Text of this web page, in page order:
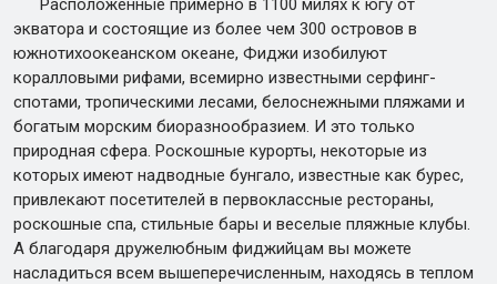
Расположенные примерно в 1100 милях к югу от
экватора и состоящие из более чем 300 островов в
южнотихоокеанском океане, Фиджи изобилуют
коралловыми рифами, всемирно известными серфинг-
спотами, тропическими лесами, белоснежными пляжами и
богатым морским биоразнообразием. И это только
природная сфера. Роскошные курорты, некоторые из
которых имеют надводные бунгало, известные как бурес,
привлекают посетителей в первоклассные рестораны,
роскошные спа, стильные бары и веселые пляжные клубы.
А благодаря дружелюбным фиджийцам вы можете
насладиться всем вышеперечисленным, находясь в теплом